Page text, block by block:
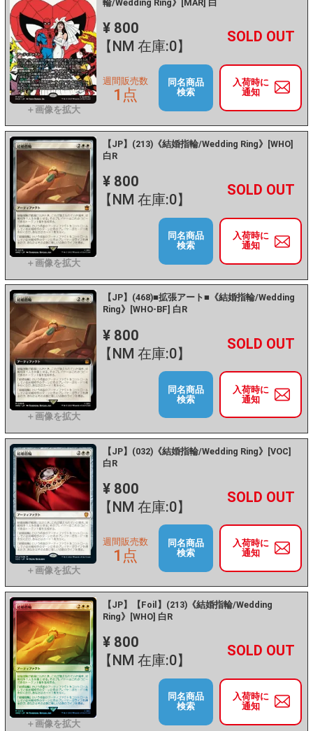
輪/Wedding Ring》[MAR] 白
¥ 800
【NM 在庫:0】
－ +
入荷時に
通知
週間販売数
1点
同名商品
検索
【JP】(213)《結婚指輪/Wedding Ring》[WHO]
白R
¥ 800
【NM 在庫:0】
－ +
入荷時に
通知
同名商品
検索
【JP】(468)■拡張アート■《結婚指輪/Wedding
Ring》[WHO-BF] 白R
¥ 800
【NM 在庫:0】
－ +
入荷時に
通知
同名商品
検索
【JP】(032)《結婚指輪/Wedding Ring》[VOC]
白R
¥ 800
【NM 在庫:0】
－ +
入荷時に
通知
週間販売数
1点
同名商品
検索
【JP】【Foil】(213)《結婚指輪/Wedding
Ring》[WHO] 白R
¥ 800
【NM 在庫:0】
－ +
入荷時に
通知
同名商品
検索